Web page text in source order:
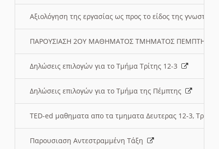
Αξιολόγηση της εργασίας ως προς το είδος της
ΠΑΡΟΥΣΙΑΣΗ 2ΟΥ ΜΑΘΗΜΑΤΟΣ ΤΜΗΜΑΤΟΣ
Δηλώσεις επιλογών για το Τμήμα Τρίτης 12-3
Δηλώσεις επιλογών για το Τμήμα της Πέμπτης
TED-ed μαθηματα απο τα τμηματα Δευτερας 12-3,
Παρουσιαση Αντεστραμμένη Τάξη